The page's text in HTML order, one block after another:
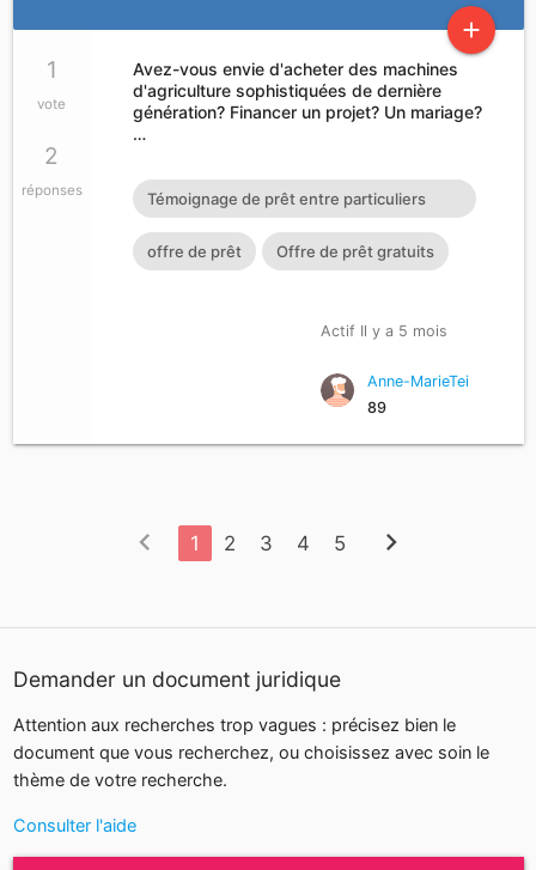
add
1
vote
2
réponses
Avez-vous envie d'acheter des machines
d'agriculture sophistiquées de dernière
génération? Financer un projet? Un mariage?
…
Témoignage de prêt entre particuliers
sérieux Prêt entre particuliers en ligne
Prêt personnel Prêt urgent Acheter une
cherylgremont3@gmail.com
offre de prêt Offre de prêt gratuits
Actif Il y a 5 mois
Anne-MarieTei
89
chevron_left 1 2 3 4 5 chevron_right
Demander un document juridique
Attention aux recherches trop vagues : précisez bien le
document que vous recherchez, ou choisissez avec soin le
thème de votre recherche.
Consulter l'aide